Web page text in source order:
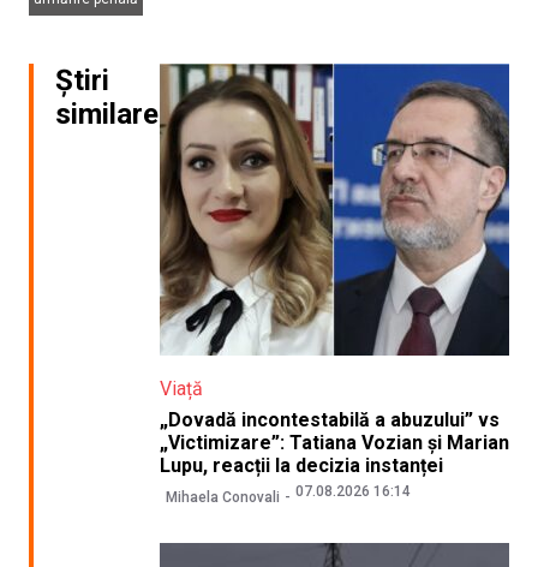
Știri
similare
Viață
„Dovadă incontestabilă a abuzului” vs
„Victimizare”: Tatiana Vozian și Marian
Lupu, reacții la decizia instanței
Mihaela Conovali 07.08.2026 16:14